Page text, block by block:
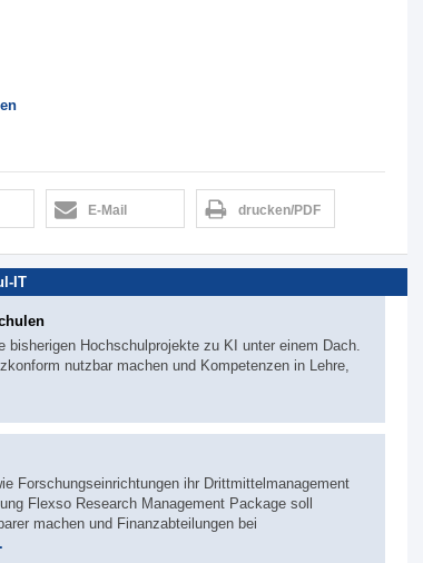
E-Mail drucken/PDF
IT
bisherigen Hochschulprojekte zu KI unter einem Dach.
nutzbar machen und Kompetenzen in Lehre,
Forschungseinrichtungen ihr Drittmittelmanagement
Flexso Research Management Package soll
machen und Finanzabteilungen bei